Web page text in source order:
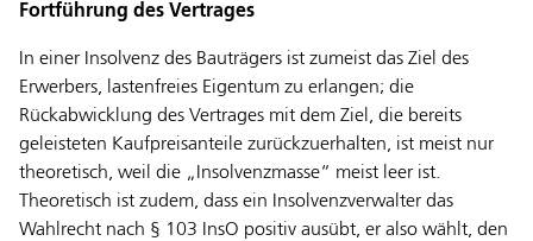
Fortführung des Vertrages
In einer Insolvenz des Bauträgers ist zumeist das Ziel des
Erwerbers, lastenfreies Eigentum zu erlangen; die
Rückabwicklung des Vertrages mit dem Ziel, die bereits
geleisteten Kaufpreisanteile zurückzuerhalten, ist meist nur
theoretisch, weil die „Insolvenzmasse“ meist leer ist.
Theoretisch ist zudem, dass ein Insolvenzverwalter das
Wahlrecht nach § 103 InsO positiv ausübt, er also wählt, den